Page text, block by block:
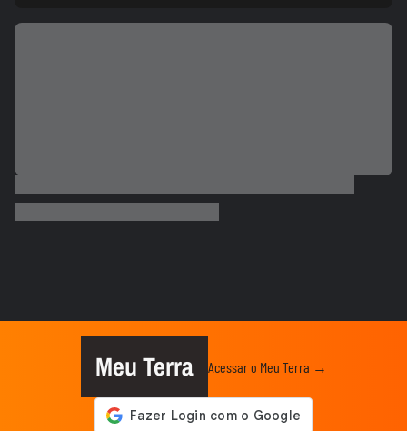
ELEIÇÕES
parlamentares, mas que...
Zema diz que vice deve ser do Novo:
'Queremos alguém com ficha limpa'
Meu Terra Acessar o Meu Terra →